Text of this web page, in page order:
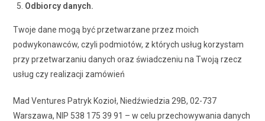
Odbiorcy danych.
Twoje dane mogą być przetwarzane przez moich
podwykonawców, czyli podmiotów, z których usług korzystam
przy przetwarzaniu danych oraz świadczeniu na Twoją rzecz
usług czy realizacji zamówień
Mad Ventures Patryk Kozioł, Niedźwiedzia 29B, 02-737
Warszawa, NIP 538 175 39 91 – w celu przechowywania danych